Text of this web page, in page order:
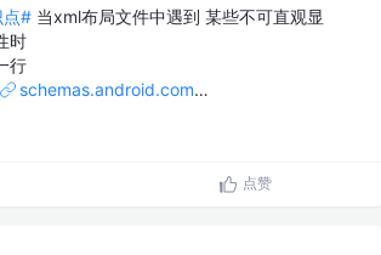
点# 当xml布局文件中遇到 某些不可直观显
时
行
schemas.android.com…
点赞